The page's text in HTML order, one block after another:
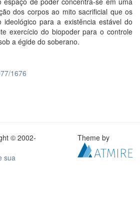
dos corpos ao mito sacrificial que os
para a existência estável do
exercício do biopoder para o controle
a égide do soberano.
1676
© 2002-
sua
Theme by